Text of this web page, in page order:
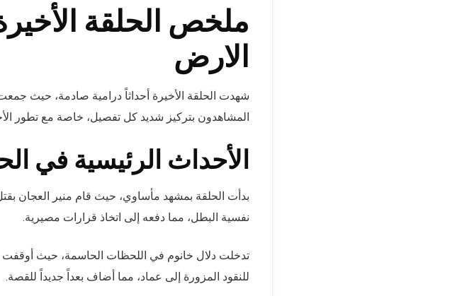
ملخص الحلقة
الارض
شهدت الحلقة الأخيرة أحداثاً درامية صادمة، حيث
المشاهدون بتركيز شديد كل تفصيل، خاصة مع تطور
الأحداث الرئيسية في
بدأت الحلقة بمشهد مأساوي، حيث قام منير العجان
نفسية البطل، مما دفعه إلى اتخاذ قرارات مصيرية.
تدخلت دلال خانوم في اللحظات الحاسمة، حيث
للنقود المزورة إلى عماد، مما أضاف بعداً جديداً للقصة.